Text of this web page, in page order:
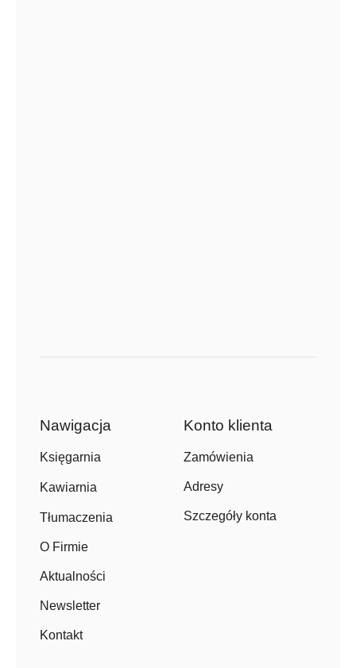
Nawigacja
Księgarnia
Kawiarnia
Tłumaczenia
O Firmie
Aktualności
Newsletter
Kontakt
Konto klienta
Zamówienia
Adresy
Szczegóły konta